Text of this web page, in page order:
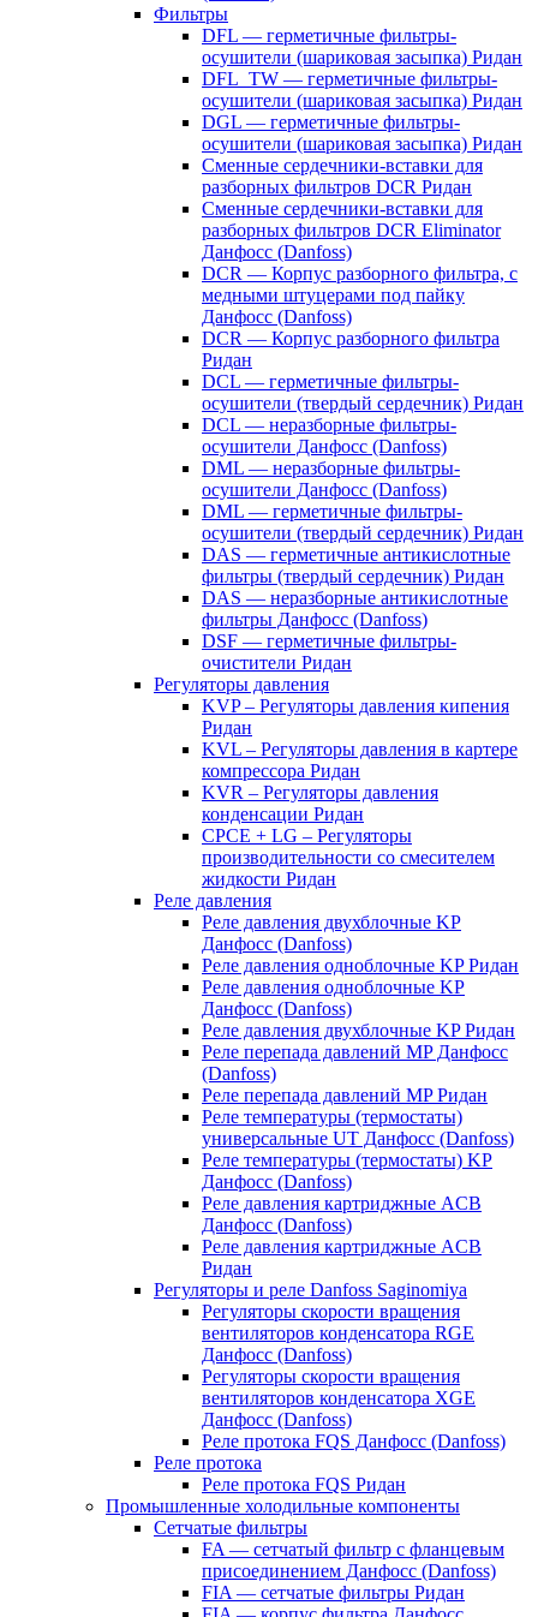
Фильтры
DFL — герметичные фильтры-
осушители (шариковая засыпка) Ридан
DFL_TW — герметичные фильтры-
осушители (шариковая засыпка) Ридан
DGL — герметичные фильтры-
осушители (шариковая засыпка) Ридан
Сменные сердечники-вставки для
разборных фильтров DCR Ридан
Сменные сердечники-вставки для
разборных фильтров DCR Eliminator
Данфосс (Danfoss)
DCR — Корпус разборного фильтра, с
медными штуцерами под пайку
Данфосс (Danfoss)
DCR — Корпус разборного фильтра
Ридан
DCL — герметичные фильтры-
осушители (твердый сердечник) Ридан
DCL — неразборные фильтры-
осушители Данфосс (Danfoss)
DML — неразборные фильтры-
осушители Данфосс (Danfoss)
DML — герметичные фильтры-
осушители (твердый сердечник) Ридан
DAS — герметичные антикислотные
фильтры (твердый сердечник) Ридан
DAS — неразборные антикислотные
фильтры Данфосс (Danfoss)
DSF — герметичные фильтры-
очистители Ридан
Регуляторы давления
KVP – Регуляторы давления кипения
Ридан
KVL – Регуляторы давления в картере
компрессора Ридан
KVR – Регуляторы давления
конденсации Ридан
CPCE + LG – Регуляторы
производительности со смесителем
жидкости Ридан
Реле давления
Реле давления двухблочные KP
Данфосс (Danfoss)
Реле давления одноблочные KP Ридан
Реле давления одноблочные KP
Данфосс (Danfoss)
Реле давления двухблочные KP Ридан
Реле перепада давлений MP Данфосс
(Danfoss)
Реле перепада давлений MP Ридан
Реле температуры (термостаты)
универсальные UT Данфосс (Danfoss)
Реле температуры (термостаты) KP
Данфосс (Danfoss)
Реле давления картриджные ACB
Данфосс (Danfoss)
Реле давления картриджные ACB
Ридан
Регуляторы и реле Danfoss Saginomiya
Регуляторы скорости вращения
вентиляторов конденсатора RGE
Данфосс (Danfoss)
Регуляторы скорости вращения
вентиляторов конденсатора XGE
Данфосс (Danfoss)
Реле протока FQS Данфосс (Danfoss)
Реле протока
Реле протока FQS Ридан
Промышленные холодильные компоненты
Сетчатые фильтры
FA — сетчатый фильтр с фланцевым
присоединением Данфосс (Danfoss)
FIA — сетчатые фильтры Ридан